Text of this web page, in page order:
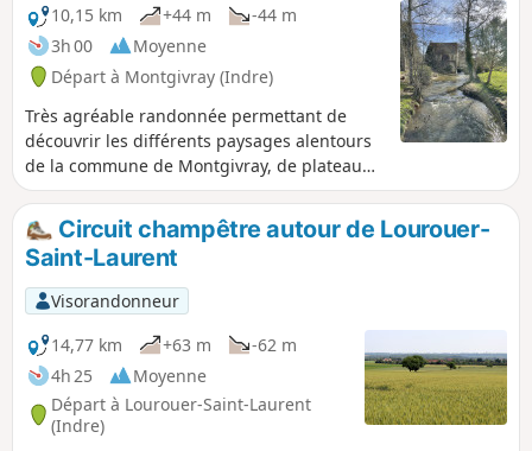
10,15 km
+44 m
-44 m
3h 00
Moyenne
Départ à Montgivray (Indre)
Très agréable randonnée permettant de
découvrir les différents paysages alentours
de la commune de Montgivray, de plateau
en vallée pour finir le long de l'Indre et au
pied du château.
Circuit champêtre autour de Lourouer-
Saint-Laurent
Visorandonneur
14,77 km
+63 m
-62 m
4h 25
Moyenne
Départ à Lourouer-Saint-Laurent
(Indre)